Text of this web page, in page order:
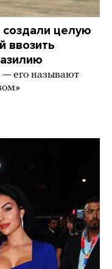
создали целую
ввозить
— его называют